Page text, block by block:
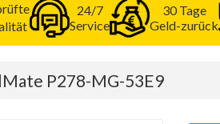
24/7
Service
30 Tage
Geld-zurück
P278-MG-53E9